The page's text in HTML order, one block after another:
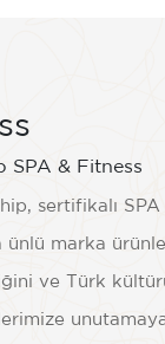
SPA & Fitness
sertifikalı
ünlü marka
ve Türk